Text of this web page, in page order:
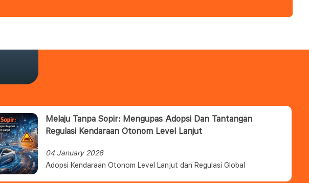
Melaju Tanpa Sopir: Mengupas Adopsi Dan Tantangan
Regulasi Kendaraan Otonom Level Lanjut
04 January 2026
Adopsi Kendaraan Otonom Level Lanjut dan Regulasi Global